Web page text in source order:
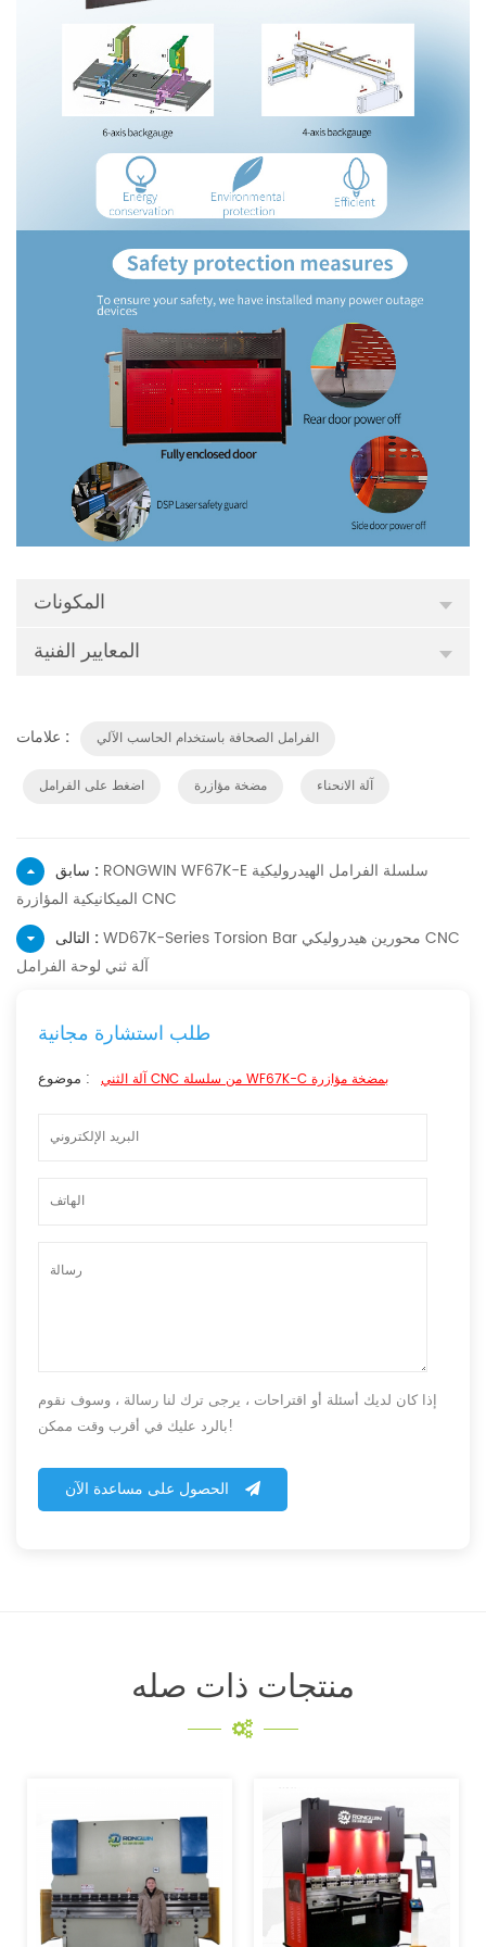
المكونات
المعايير الفنية
علامات : الفرامل الصحافة باستخدام الحاسب الآلي
اضغط على الفرامل مضخة مؤازرة آلة الانحناء
سابق : RONGWIN WF67K-E سلسلة الفرامل الهيدروليكية
الميكانيكية المؤازرة CNC
التالى :WD67K-Series Torsion Bar محورين هيدروليكي CNC
آلة ثني لوحة الفرامل
طلب استشارة مجانية
موضوع : آلة الثني CNC من سلسلة WF67K-C بمضخة مؤازرة
إذا كان لديك أسئلة أو اقتراحات ، يرجى ترك لنا رسالة ، وسوف نقوم
بالرد عليك في أقرب وقت ممكن!
الحصول على مساعدة الآن
منتجات ذات صله